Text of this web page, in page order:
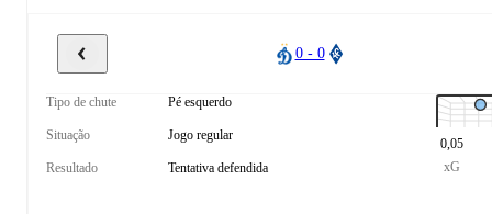
0 - 0
Tipo de chute Pé esquerdo
Situação Jogo regular
Resultado Tentativa defendida
0,05
xG